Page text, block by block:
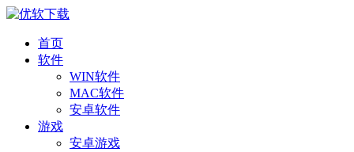
首页
软件
WIN软件
MAC软件
安卓软件
游戏
安卓游戏